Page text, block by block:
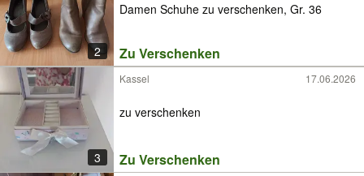
2
Damen Schuhe zu verschenken, Gr. 36
Zu Verschenken
3
Kassel 17.06.2026
zu verschenken
Zu Verschenken